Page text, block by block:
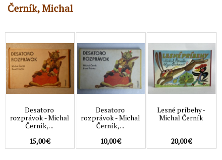
Černík, Michal
Desatoro
rozprávok - Michal
Černík, ...
15,00 €
Desatoro
rozprávok - Michal
Černík, ...
10,00 €
Lesné príbehy -
Michal Černík
20,00 €